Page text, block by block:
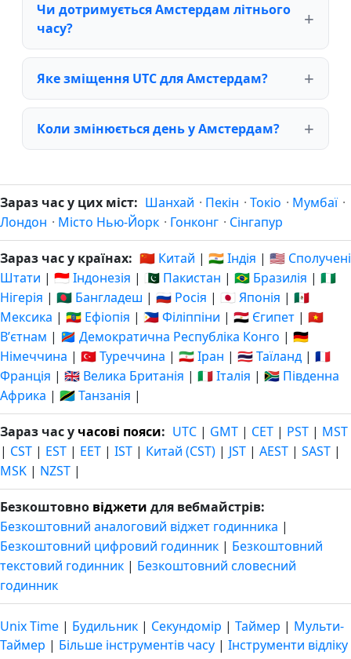
Чи дотримується Амстердам літнього
часу?
Яке зміщення UTC для Амстердам?
Коли змінюється день у Амстердам?
Зараз час у цих міст: Шанхай · Пекін · Токіо · Мумбаї ·
Лондон · Місто Нью-Йорк · Гонконг · Сінгапур
Зараз час у країнах: 🇨🇳 Китай | 🇮🇳 Індія | 🇺🇸 Сполучені
Штати | 🇮🇩 Індонезія | 🇵🇰 Пакистан | 🇧🇷 Бразилія | 🇳🇬
Нігерія | 🇧🇩 Бангладеш | 🇷🇺 Росія | 🇯🇵 Японія | 🇲🇽
Мексика | 🇪🇹 Ефіопія | 🇵🇭 Філіппіни | 🇪🇬 Єгипет | 🇻🇳
Вʼєтнам | 🇨🇩 Демократична Республіка Конго | 🇩🇪
Німеччина | 🇹🇷 Туреччина | 🇮🇷 Іран | 🇹🇭 Таїланд | 🇫🇷
Франція | 🇬🇧 Велика Британія | 🇮🇹 Італія | 🇿🇦 Південна
Африка | 🇹🇿 Танзанія |
Зараз час у часові пояси: UTC | GMT | CET | PST | MST
| CST | EST | EET | IST | Китай (CST) | JST | AEST | SAST |
MSK | NZST |
Безкоштовно віджети для вебмайстрів:
Безкоштовний аналоговий віджет годинника |
Безкоштовний цифровий годинник | Безкоштовний
текстовий годинник | Безкоштовний словесний
годинник
Unix Time | Будильник | Секундомір | Таймер | Мульти-
Таймер | Більше інструментів часу | Інструменти відліку